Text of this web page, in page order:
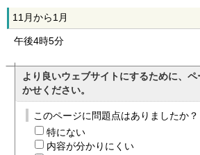
11月から1月
午後4時5分
より良いウェブサイトにするために、
かせください。
このページに問題点はありましたか？
特にない
内容が分かりにくい